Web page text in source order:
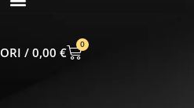
0,00 €
0
CART